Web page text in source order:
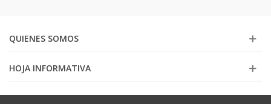
QUIENES SOMOS
HOJA INFORMATIVA